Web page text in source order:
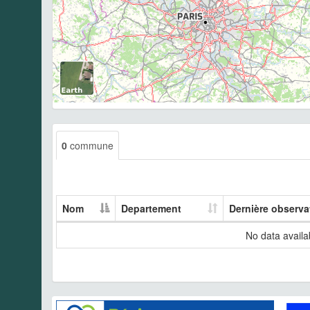
0 commune
Nom Departement
Dernière
No data